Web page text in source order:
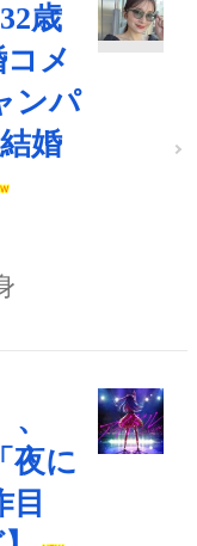
歳
メ
ンパ
婚
夜に